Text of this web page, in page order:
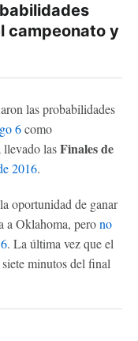
campeonato y
las probabilidades
6como
llevado lasFinales de
2016.
oportunidad de ganar
a Oklahoma, perono
. La última vez que el
minutos del final